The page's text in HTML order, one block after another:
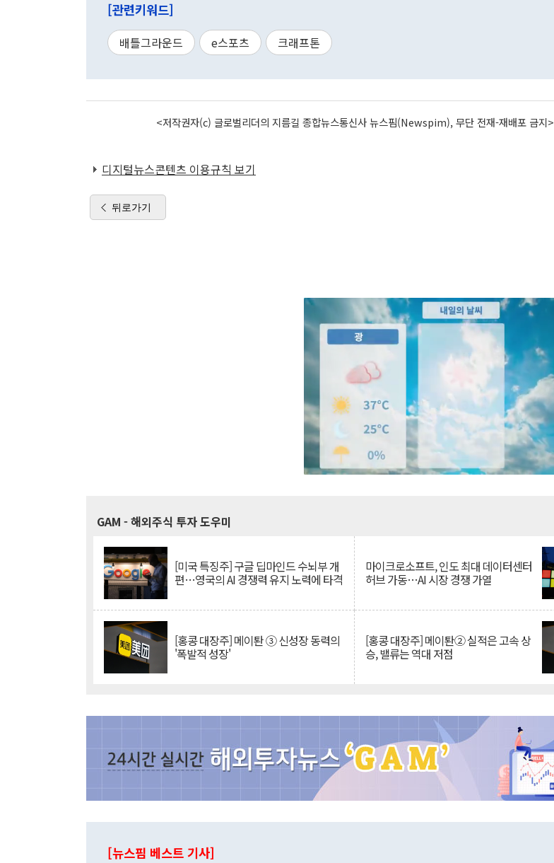
[관련키워드]
배틀그라운드 e스포츠 크래프톤
<저작권자(c) 글로벌리더의 지름길 종합뉴스통신사 뉴스핌(Newspim), 무단 전재-재배포 금지>
디지털뉴스콘텐츠 이용규칙 보기
뒤로가기
GAM - 해외주식 투자 도우미
[미국 특징주] 구글 딥마인드 수뇌부 개
편…영국의 AI 경쟁력 유지 노력에 타격
마이크로소프트, 인도 최대 데이터센터
허브 가동…AI 시장 경쟁 가열
[홍콩 대장주] 메이퇀 ③ 신성장 동력의
'폭발적 성장'
[홍콩 대장주] 메이퇀② 실적은 고속 상
승, 밸류는 역대 저점
[뉴스핌 베스트 기사]